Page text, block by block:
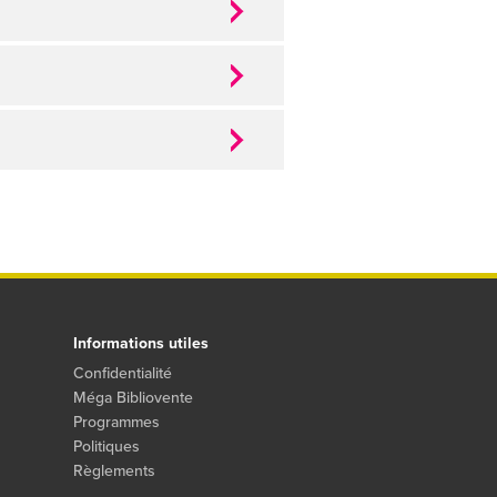
Informations utiles
Confidentialité
Méga Bibliovente
Programmes
Politiques
Règlements